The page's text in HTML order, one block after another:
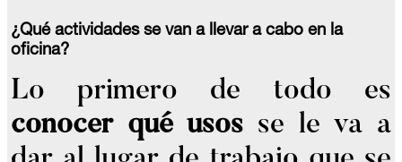
¿Qué actividades se van a llevar a cabo en la
oficina?
Lo primero de todo es
conocer qué usos se le va a